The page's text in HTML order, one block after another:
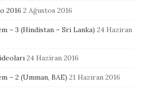
2016 2 Ağustos 2016
– 3 (Hindistan – Sri Lanka) 24 Haziran
24 Haziran 2016
– 2 (Umman, BAE) 21 Haziran 2016